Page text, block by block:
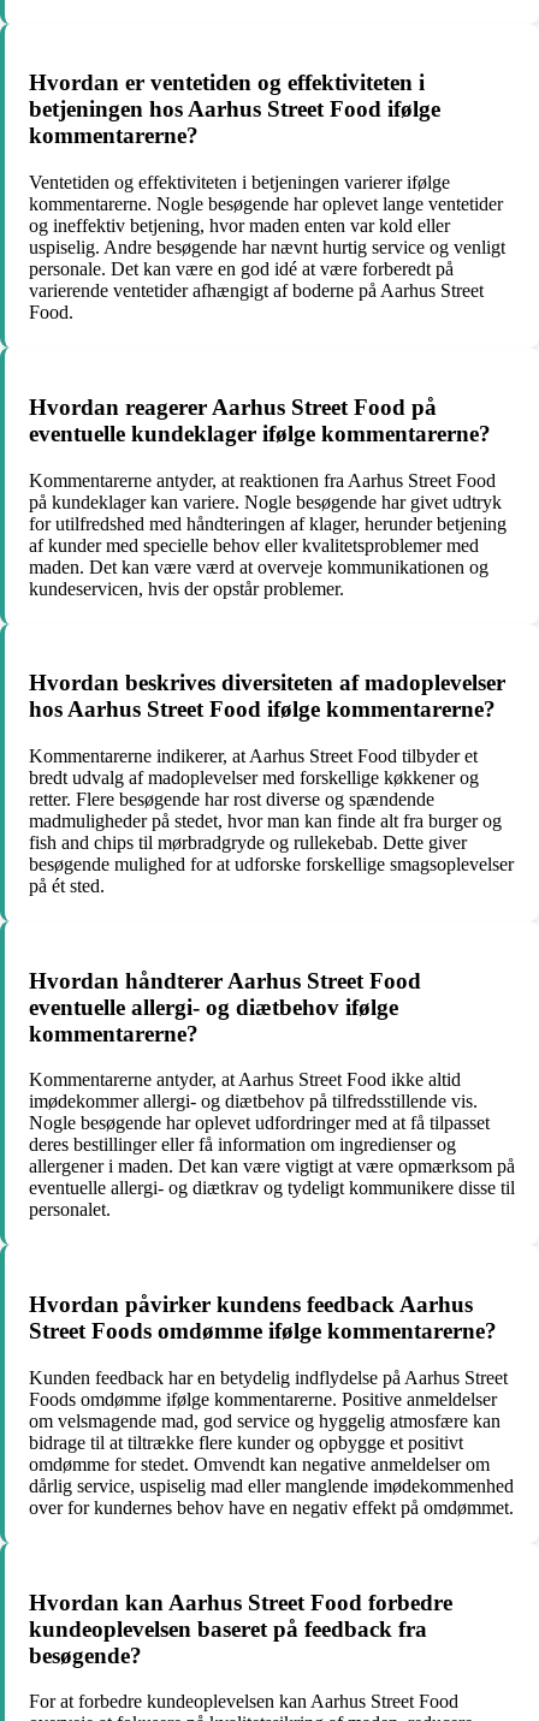
Hvordan er ventetiden og effektiviteten i
betjeningen hos Aarhus Street Food ifølge
kommentarerne?
Ventetiden og effektiviteten i betjeningen varierer ifølge
kommentarerne. Nogle besøgende har oplevet lange ventetider
og ineffektiv betjening, hvor maden enten var kold eller
uspiselig. Andre besøgende har nævnt hurtig service og venligt
personale. Det kan være en god idé at være forberedt på
varierende ventetider afhængigt af boderne på Aarhus Street
Food.
Hvordan reagerer Aarhus Street Food på
eventuelle kundeklager ifølge kommentarerne?
Kommentarerne antyder, at reaktionen fra Aarhus Street Food
på kundeklager kan variere. Nogle besøgende har givet udtryk
for utilfredshed med håndteringen af klager, herunder betjening
af kunder med specielle behov eller kvalitetsproblemer med
maden. Det kan være værd at overveje kommunikationen og
kundeservicen, hvis der opstår problemer.
Hvordan beskrives diversiteten af madoplevelser
hos Aarhus Street Food ifølge kommentarerne?
Kommentarerne indikerer, at Aarhus Street Food tilbyder et
bredt udvalg af madoplevelser med forskellige køkkener og
retter. Flere besøgende har rost diverse og spændende
madmuligheder på stedet, hvor man kan finde alt fra burger og
fish and chips til mørbradgryde og rullekebab. Dette giver
besøgende mulighed for at udforske forskellige smagsoplevelser
på ét sted.
Hvordan håndterer Aarhus Street Food
eventuelle allergi- og diætbehov ifølge
kommentarerne?
Kommentarerne antyder, at Aarhus Street Food ikke altid
imødekommer allergi- og diætbehov på tilfredsstillende vis.
Nogle besøgende har oplevet udfordringer med at få tilpasset
deres bestillinger eller få information om ingredienser og
allergener i maden. Det kan være vigtigt at være opmærksom på
eventuelle allergi- og diætkrav og tydeligt kommunikere disse til
personalet.
Hvordan påvirker kundens feedback Aarhus
Street Foods omdømme ifølge kommentarerne?
Kunden feedback har en betydelig indflydelse på Aarhus Street
Foods omdømme ifølge kommentarerne. Positive anmeldelser
om velsmagende mad, god service og hyggelig atmosfære kan
bidrage til at tiltrække flere kunder og opbygge et positivt
omdømme for stedet. Omvendt kan negative anmeldelser om
dårlig service, uspiselig mad eller manglende imødekommenhed
over for kundernes behov have en negativ effekt på omdømmet.
Hvordan kan Aarhus Street Food forbedre
kundeoplevelsen baseret på feedback fra
besøgende?
For at forbedre kundeoplevelsen kan Aarhus Street Food